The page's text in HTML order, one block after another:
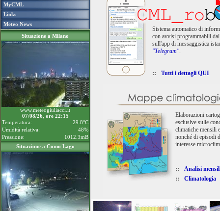
MyCML
Links
Meteo News
Situazione a Milano
www.meteogiuliacci.it
07/08/26, ore 22:15
Temperatura:
29.8°C
Umidità relativa:
48%
Pressione:
1012.3mB
Situazione a Como Lago
Sistema automatico di
con avvisi programmabili
sull'app di messaggistica
"Telegram".
:: Tutti i dettagli QUI
Elaborazioni
esclusive sulle
climatiche mensili
nonché di episodi
interesse
::
Analisi
::
Climatologia